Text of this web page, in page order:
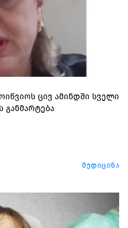
ცივ ამინდში სველი
განმარტება
მედიცინა